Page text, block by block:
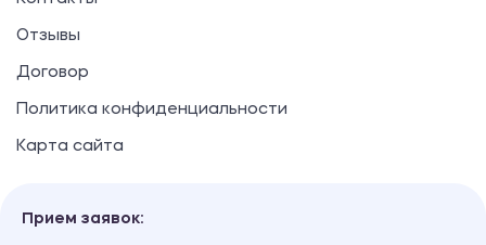
Отзывы
Договор
Политика конфиденциальности
Карта сайта
Прием заявок: